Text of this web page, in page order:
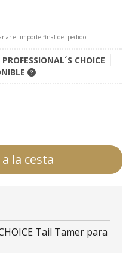
el importe final del pedido.
PROFESSIONAL´S CHOICE
la cesta
Tail Tamer para